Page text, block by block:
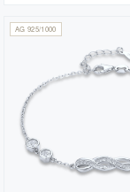
AG 925/1000